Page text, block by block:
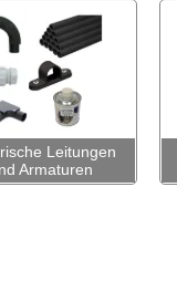
Leitungen
Armaturen